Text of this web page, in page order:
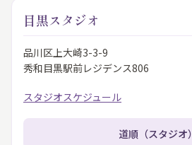
目黒スタジオ
品川区上大崎3-3-9
秀和目黒駅前レジデンス806
スタジオスケジュール
道順（スタジオ）